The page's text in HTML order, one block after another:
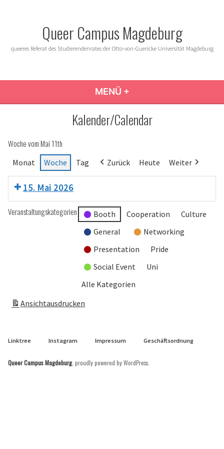
Queer Campus Magdeburg
queeres Referat des Studierendenrates der Otto-von-Guericke Universität Magdeburg
MENÜ +
Kalender/Calendar
Woche vom Mai 11th
Monat Woche Tag Zurück Heute Weiter
15. Mai 2026
Veranstaltungskategorien Booth Cooperation
Culture
General
Networking
Presentation
Pride
Social Event
Uni
Alle Kategorien
Ansichtausdrucken
Linktree Instagram Impressum Geschäftsordnung
Queer Campus Magdeburg, proudly powered by WordPress.